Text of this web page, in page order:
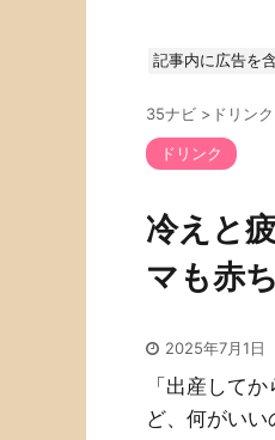
記事内に広告を
35ナビ > ドリンク
ドリンク
冷えと
マも赤
2025年7月1日
「出産して
ど、何がいい